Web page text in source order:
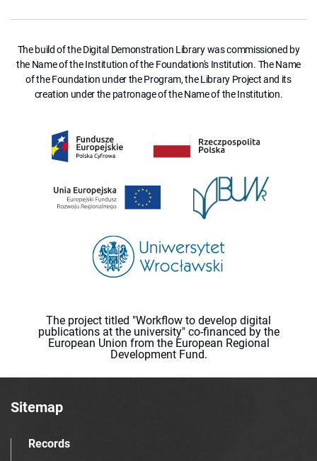
The build of the Digital Demonstration Library was commissioned by
the Name of the Institution of the Foundation's Institution. The Name
of the Foundation under the Program, the Library Project and its
creation under the patronage of the Name of the Institution.
The project titled "Workflow to develop digital
publications at the university" co-financed by the
European Union from the European Regional
Development Fund.
Sitemap
Records